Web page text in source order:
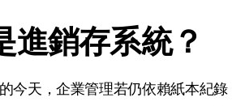
進銷存系統？
今天，企業管理若仍依賴紙本紀錄